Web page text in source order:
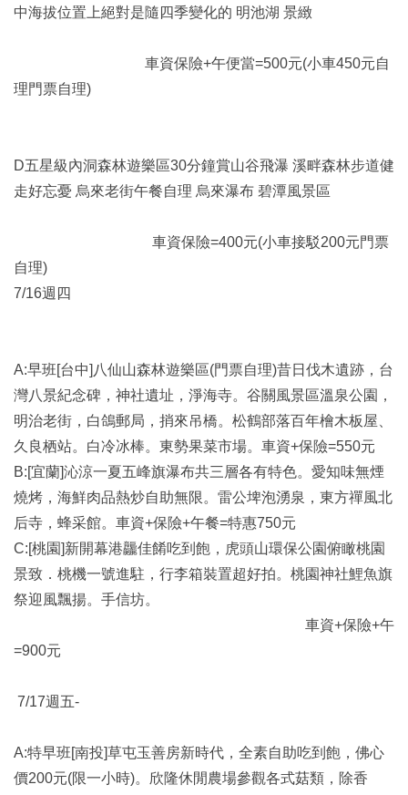
中海拔位置上絕對是隨四季變化的 明池湖 景緻
車資保險+午便當=500元(小車450元自
理門票自理)
D五星級內洞森林遊樂區30分鐘賞山谷飛瀑 溪畔森林步道健
走好忘憂 烏來老街午餐自理 烏來瀑布 碧潭風景區
車資保險=400元(小車接駁200元門票
自理)
7/16週四
A:早班[台中]八仙山森林遊樂區(門票自理)昔日伐木遺跡，台
灣八景紀念碑，神社遺址，淨海寺。谷關風景區溫泉公園，
明治老街，白鴿郵局，捎來吊橋。松鶴部落百年檜木板屋、
久良栖站。白冷冰棒。東勢果菜市場。車資+保險=550元
B:[宜蘭]沁涼一夏五峰旗瀑布共三層各有特色。愛知味無煙
燒烤，海鮮肉品熱炒自助無限。雷公埤泡湧泉，東方禪風北
后寺，蜂采館。車資+保險+午餐=特惠750元
C:[桃園]新開幕港龘佳餚吃到飽，虎頭山環保公園俯瞰桃園
景致．桃機一號進駐，行李箱裝置超好拍。桃園神社鯉魚旗
祭迎風飄揚。手信坊。
車資+保險+午
=900元
7/17週五-
A:特早班[南投]草屯玉善房新時代，全素自助吃到飽，佛心
價200元(限一小時)。欣隆休閒農場參觀各式菇類，除香